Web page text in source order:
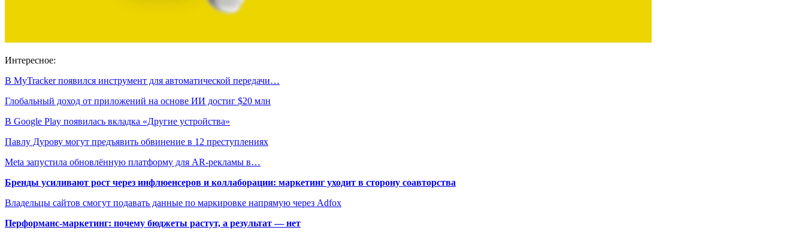
Интересное:
В MyTracker появился инструмент для автоматической передачи…
Глобальный доход от приложений на основе ИИ достиг $20 млн
В Google Play появилась вкладка «Другие устройства»
Павлу Дурову могут предъявить обвинение в 12 преступлениях
Meta запустила обновлённую платформу для AR-рекламы в…
Бренды усиливают рост через инфлюенсеров и коллаборации: маркетинг уходит в сторону соавторства
Владельцы сайтов смогут подавать данные по маркировке напрямую через Adfox
Перформанс-маркетинг: почему бюджеты растут, а результат — нет